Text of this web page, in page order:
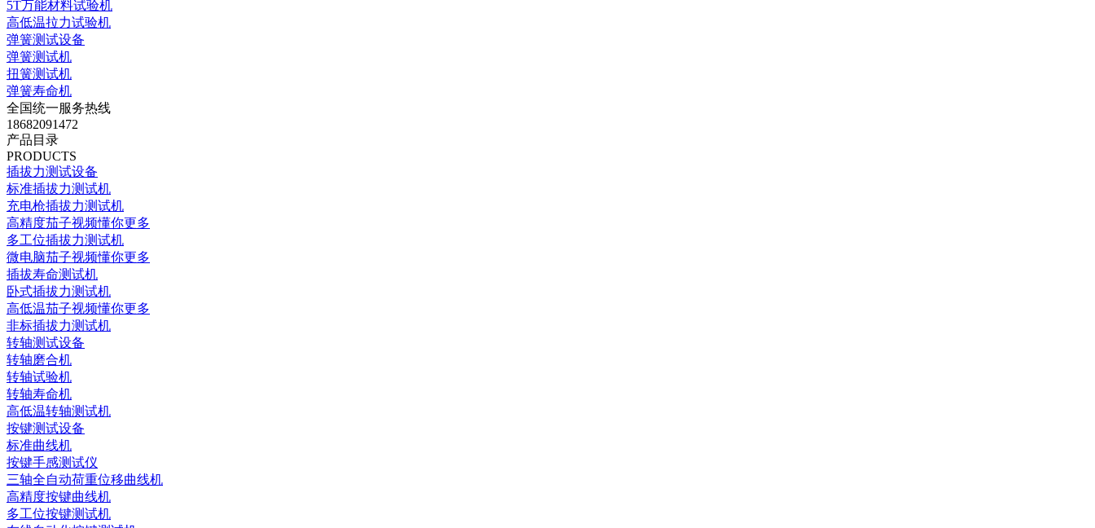
5T万能材料试验机
高低温拉力试验机
弹簧测试设备
弹簧测试机
扭簧测试机
弹簧寿命机
全国统一服务热线
18682091472
产品目录
PRODUCTS
插拔力测试设备
标准插拔力测试机
充电枪插拔力测试机
高精度茄子视频懂你更多
多工位插拔力测试机
微电脑茄子视频懂你更多
插拔寿命测试机
卧式插拔力测试机
高低温茄子视频懂你更多
非标插拔力测试机
转轴测试设备
转轴磨合机
转轴试验机
转轴寿命机
高低温转轴测试机
按键测试设备
标准曲线机
按键手感测试仪
三轴全自动荷重位移曲线机
高精度按键曲线机
多工位按键测试机